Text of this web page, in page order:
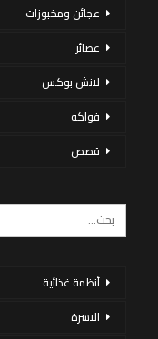
عجائن ومخبوزات
عصائر
لانش بوكس
فواكه
قصص
أنظمة غذائية
الاسرة